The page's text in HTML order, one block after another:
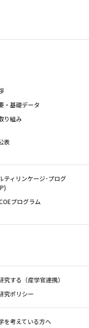
・基礎データ
り組み
表
ティリンケージ･プログ
プログラム
究する（産学官連携）
究ポリシー
を考えている方へ